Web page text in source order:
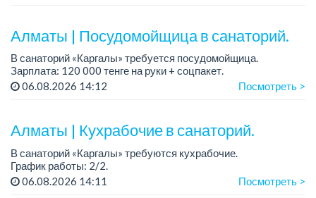
Алматы | Посудомойщица в санаторий.
В санаторий «Каргалы» требуется посудомойщица.
Зарплата: 120 000 тенге на руки + соцпакет.
График работы: 2/2.
06.08.2026 14:12 Посмотреть >
Алматы | Кухрабочие в санаторий.
В санаторий «Каргалы» требуются кухрабочие.
График работы: 2/2.
Зарплата: на руки 120 000 тенге + соцпакет.
06.08.2026 14:11 Посмотреть >